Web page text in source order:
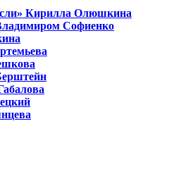
Кирилла Олюшкина
Софиенко